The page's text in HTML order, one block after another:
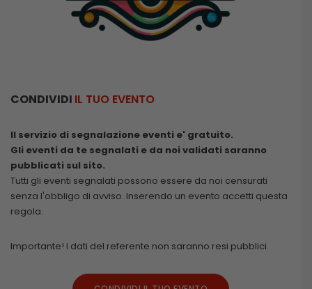
CONDIVIDI IL TUO EVENTO
Il servizio di segnalazione eventi e' gratuito.
Gli eventi da te segnalati e da noi validati saranno
pubblicati sul sito.
Tutti gli eventi segnalati possono essere da noi censurati
senza l'obbligo di avviso. Inserendo un evento accetti questa
regola.
Importante! I dati del referente non saranno resi pubblici.